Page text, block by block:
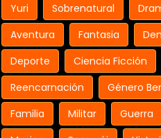
Yuri
Sobrenatural
Aventura
Fantasia
Deporte
Ciencia Ficción
Reencarnación
Género
Familia
Militar Guerra